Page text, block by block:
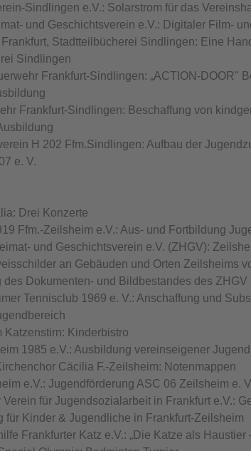
Sindlingen e.V.: Solarstrom für das
und Geschichtsverein e.V.: Digitaler Film-
Stadtteilbücherei Sindlingen: Eine
Sindlingen
Frankfurt-Sindlingen: „ACTION-DOOR"
Frankfurt-Sindlingen: Beschaffung von
H 202 Ffm.Sindlingen: Aufbau der
e. V.
Drei Konzerte
Ffm.-Zeilsheim e.V.: Aus- und Fortbildung
und Geschichtsverein e.V. (ZHGV):
an Gebäuden und Orten Zeilsheims
des Dokumenten- und Bildbestandes des ZHGV
Tennisclub 1969 e. V.: Anschaffung und
Katzenstirn: Kinderbistro
1985 e.V.: Ausbildung vereinseigener
Cäcilia F.-Zeilsheim: Notenmappen
e.V.: Jugendförderung ASC 06 Zeilsheim e.
Verein für Jugendsozialarbeit in Frankfurt e.V.:
für Kinder & Jugendliche in Frankfurt-Zeilsheim
Frankfurter Katz e.V.: „Die Katze als Haustier